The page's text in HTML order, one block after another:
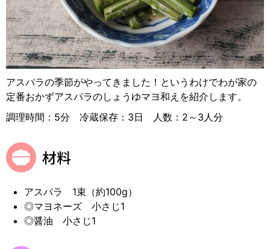
アスパラの季節がやってきました！というわけでわが家の
定番おかずアスパラのしょうゆマヨ和えを紹介します。
調理時間：5分 冷蔵保存：3日 人数：2～3人分
材料
アスパラ 1束（約100g）
◎マヨネーズ 小さじ1
◎醤油 小さじ1